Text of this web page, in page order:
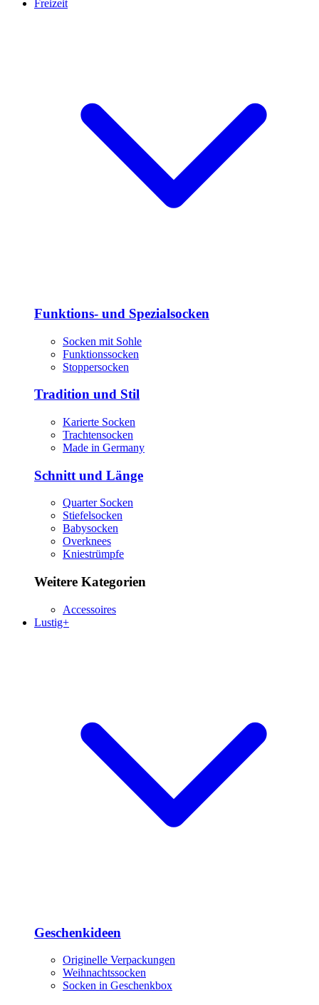
Freizeit
Funktions- und Spezialsocken
Socken mit Sohle
Funktionssocken
Stoppersocken
Tradition und Stil
Karierte Socken
Trachtensocken
Made in Germany
Schnitt und Länge
Quarter Socken
Stiefelsocken
Babysocken
Overknees
Kniestrümpfe
Weitere Kategorien
Accessoires
Lustig+
Geschenkideen
Originelle Verpackungen
Weihnachtssocken
Socken in Geschenkbox